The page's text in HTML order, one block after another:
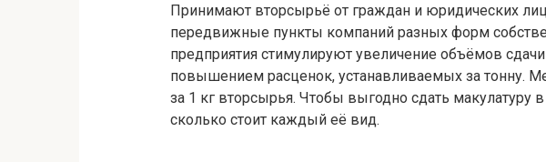
Принимают вторсырьё от граждан и юридических
передвижные пункты компаний разных форм
предприятия стимулируют увеличение объёмов
повышением расценок, устанавливаемых за тонну.
за 1 кг вторсырья. Чтобы выгодно сдать макулатуру
сколько стоит каждый её вид.